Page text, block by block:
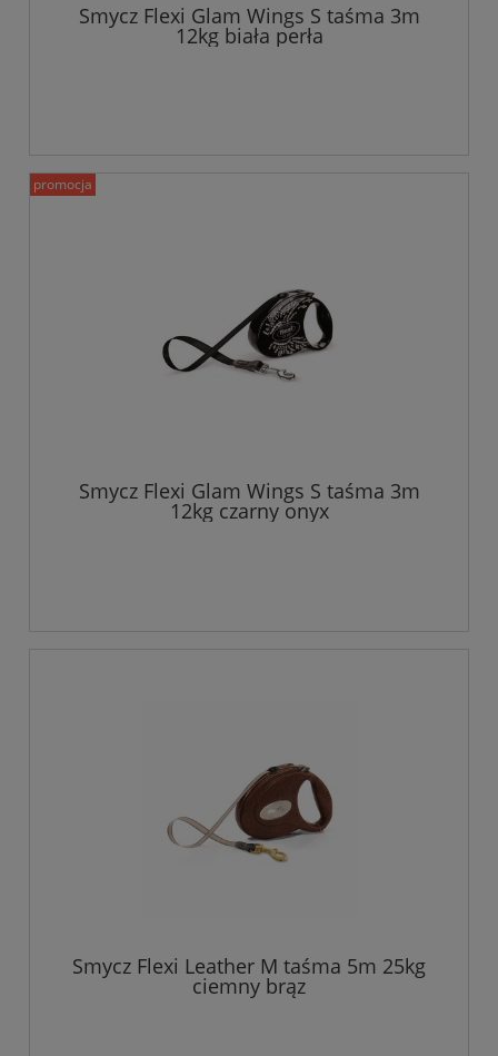
Smycz Flexi Glam Wings S taśma 3m
12kg biała perła
Smycz Flexi Glam Wings S taśma 3m
12kg czarny onyx
promocja
Smycz Flexi Leather M taśma 5m 25kg
ciemny brąz